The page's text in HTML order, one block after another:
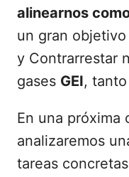
alinearnos
un gran
y Contrarrestar
gases GEI,
En una próxima
analizaremos
tareas